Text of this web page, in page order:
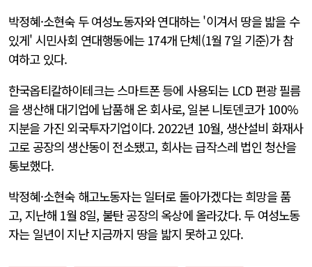
박정혜·소현숙 두 여성노동자와 연대하는 '이겨서 땅을 밟을 수
있게' 시민사회 연대행동에는 174개 단체(1월 7일 기준)가 참
여하고 있다.
한국옵티칼하이테크는 스마트폰 등에 사용되는 LCD 편광 필름
을 생산해 대기업에 납품해 온 회사로, 일본 니토덴코가 100%
지분을 가진 외국투자기업이다. 2022년 10월, 생산설비 화재사
고로 공장의 생산동이 전소됐고, 회사는 급작스레 법인 청산을
통보했다.
박정혜·소현숙 해고노동자는 일터로 돌아가겠다는 희망을 품
고, 지난해 1월 8일, 불탄 공장의 옥상에 올라갔다. 두 여성노동
자는 일년이 지난 지금까지 땅을 밟지 못하고 있다.